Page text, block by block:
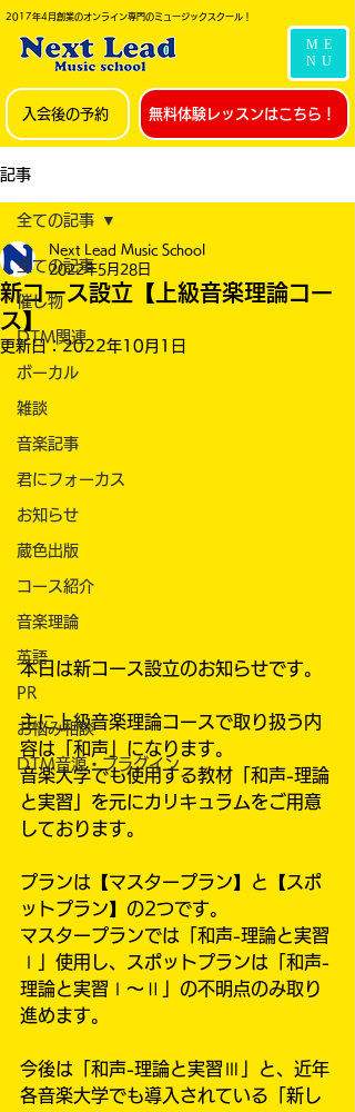
2017年4月創業のオンライン専門のミュージックスクール！
ME
NU
入会後の予約 無料体験レッスンはこちら！
記事
全ての記事
催し物
DTM関連
ボーカル
雑談
音楽記事
君にフォーカス
お知らせ
蔵色出版
コース紹介
音楽理論
英語
PR
お悩み相談
DTM音源・プラグイン
全ての記事
新コース設立【上級音楽理論コー
ス】
Next Lead Music School
2022年5月28日
更新日：2022年10月1日
本日は新コース設立のお知らせです。
主に上級音楽理論コースで取り扱う内
容は「和声」になります。
音楽大学でも使用する教材「和声-理論
と実習」を元にカリキュラムをご用意
しております。
プランは【マスタープラン】と【スポ
ットプラン】の2つです。
マスタープランでは「和声-理論と実習
Ⅰ」使用し、スポットプランは「和声-
理論と実習Ⅰ〜Ⅱ」の不明点のみ取り
進めます。
今後は「和声-理論と実習Ⅲ」と、近年
各音楽大学でも導入されている「新し